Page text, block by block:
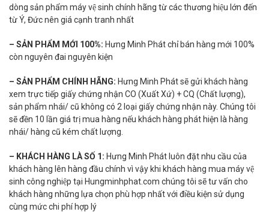
dòng sản phẩm máy vệ sinh chính hãng từ các thương hiệu lớn đến
từ Ý, Đức nên giá cạnh tranh nhất
– SẢN PHẨM MỚI 100%: Hưng Minh Phát chỉ bán hàng mới 100%
còn nguyên đai nguyên kiện
– SẢN PHẨM CHÍNH HÃNG: Hưng Minh Phát sẽ gửi khách hàng
xem trực tiếp giấy chứng nhận CO (Xuất Xứ) + CQ (Chất lượng),
sản phẩm nhái/ cũ không có 2 loại giấy chứng nhận này. Chúng tôi
sẽ đền 10 lần giá trị mua hàng nếu khách hàng phát hiện là hàng
nhái/ hàng cũ kém chất lượng.
– KHÁCH HÀNG LÀ SỐ 1: Hưng Minh Phát luôn đặt nhu cầu của
khách hàng lên hàng đầu chính vì vậy khi khách hàng mua máy vệ
sinh công nghiệp tại Hungminhphat.com chúng tôi sẽ tư vấn cho
khách hàng những lựa chọn phù hợp nhất với điều kiện sử dụng
cùng mức chi phí hợp lý